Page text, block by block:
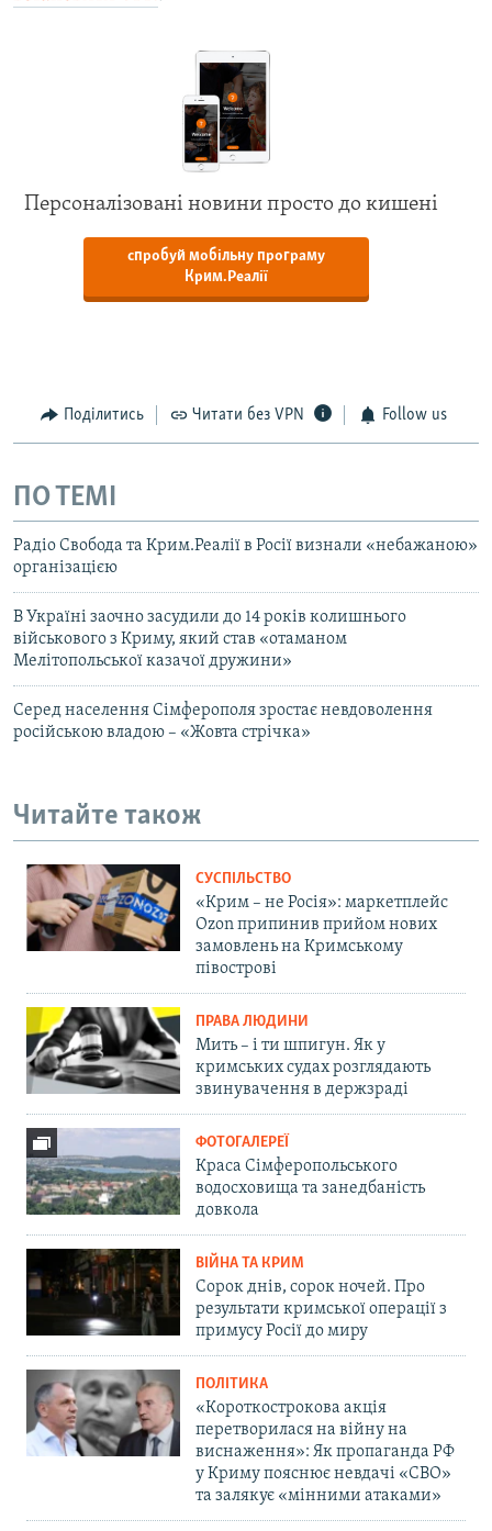
Персоналізовані новини просто до кишені
спробуй мобільну програму
Крим.Реалії
Поділитись Читати без VPN Follow us
ПО ТЕМІ
Радіо Свобода та Крим.Реалії в Росії визнали «небажаною»
організацією
В Україні заочно засудили до 14 років колишнього
військового з Криму, який став «отаманом
Мелітопольської казачої дружини»
Серед населення Сімферополя зростає невдоволення
російською владою – «Жовта стрічка»
Читайте також
СУСПІЛЬСТВО
«Крим – не Росія»: маркетплейс
Ozon припинив прийом нових
замовлень на Кримському
півострові
ПРАВА ЛЮДИНИ
Мить – і ти шпигун. Як у
кримських судах розглядають
звинувачення в держзраді
ФОТОГАЛЕРЕЇ
Краса Сімферопольського
водосховища та занедбаність
довкола
ВІЙНА ТА КРИМ
Сорок днів, сорок ночей. Про
результати кримської операції з
примусу Росії до миру
ПОЛІТИКА
«Короткострокова акція
перетворилася на війну на
виснаження»: Як пропаганда РФ
у Криму пояснює невдачі «СВО»
та залякує «мінними атаками»